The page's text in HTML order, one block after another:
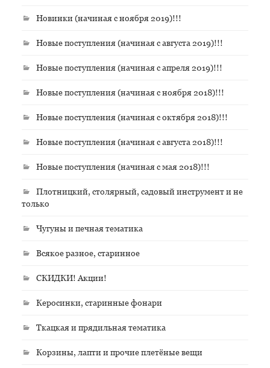
Новинки (начиная с ноября 2019)!!!
Новые поступления (начиная с августа 2019)!!!
Новые поступления (начиная с апреля 2019)!!!
Новые поступления (начиная с ноября 2018)!!!
Новые поступления (начиная с октября 2018)!!!
Новые поступления (начиная с августа 2018)!!!
Новые поступления (начиная с мая 2018)!!!
Плотницкий, столярный, садовый инструмент и не
только
Чугуны и печная тематика
Всякое разное, старинное
СКИДКИ! Акции!
Керосинки, старинные фонари
Ткацкая и прядильная тематика
Корзины, лапти и прочие плетёные вещи